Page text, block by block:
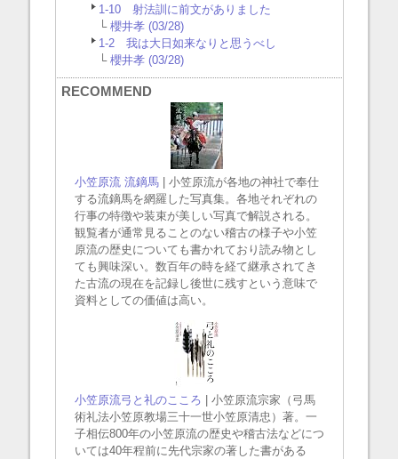
1-10 射法訓に前文がありました
└ 櫻井孝 (03/28)
1-2 我は大日如来なりと思うべし
└ 櫻井孝 (03/28)
RECOMMEND
小笠原流 流鏑馬| 小笠原流が各地の神社で奉仕
する流鏑馬を網羅した写真集。各地それぞれの
行事の特徴や装束が美しい写真で解説される。
観覧者が通常見ることのない稽古の様子や小笠
原流の歴史についても書かれており読み物とし
ても興味深い。数百年の時を経て継承されてき
た古流の現在を記録し後世に残すという意味で
資料としての価値は高い。
小笠原流弓と礼のこころ | 小笠原流宗家（弓馬
術礼法小笠原教場三十一世小笠原清忠）著。一
子相伝800年の小笠原流の歴史や稽古法などにつ
いては40年程前に先代宗家の著した書がある